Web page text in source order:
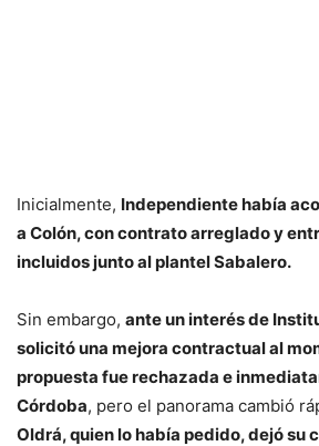
Inicialmente, Independiente había
a Colón, con contrato arreglado y
incluidos junto al plantel Sabalero.
Sin embargo, ante un interés de
solicitó una mejora contractual al
propuesta fue rechazada e
Córdoba, pero el panorama cambió
Oldrá, quien lo había pedido, dejó su